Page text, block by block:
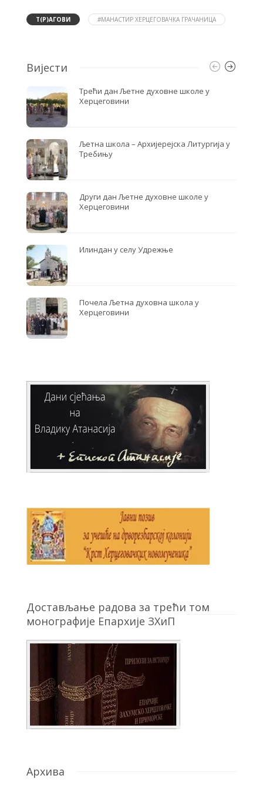
o e
Т(Р)АГОВИ #МАНАСТИР ХЕРЦЕГОВАЧКА ГРАЧАНИЦА
Вијести
Трећи дан Љетне духовне школе у
Херцеговини
Љетна школа – Архијерејска Литургија у
Требињу
Други дан Љетне духовне школе у
Херцеговини
Илиндан у селу Удрежње
Почела Љетна духовна школа у
Херцеговини
Достављање радова за трећи том
монографије Епархије ЗХиП
Архива